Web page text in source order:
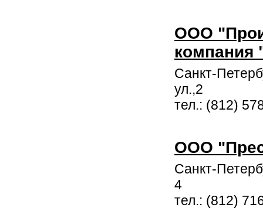
ООО
компания
Санкт-
ул.,2
тел.: (812)
ООО
Санкт-
4
тел.: (812)